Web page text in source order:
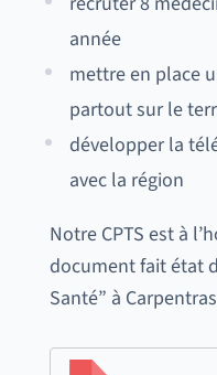
année
mettre en place
partout sur le
développer la
avec la région
Notre CPTS est à
document fait état
Santé” à